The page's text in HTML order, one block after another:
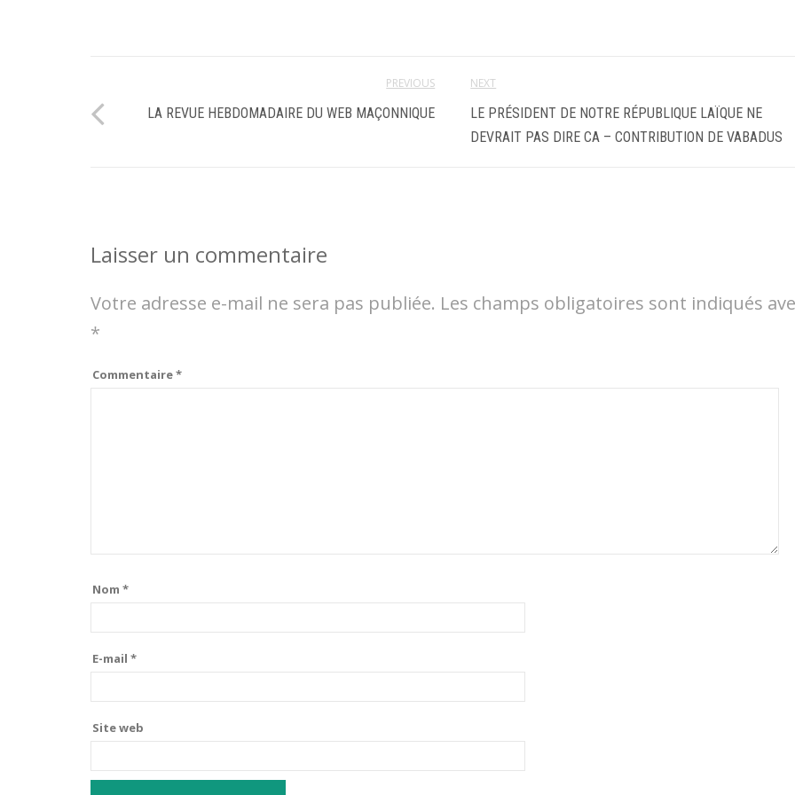
PREVIOUS
LA REVUE HEBDOMADAIRE DU WEB MAÇONNIQUE
NEXT
LE PRÉSIDENT DE NOTRE RÉPUBLIQUE LAÏQUE NE
DEVRAIT PAS DIRE CA – CONTRIBUTION DE VABADUS
Laisser un commentaire
Votre adresse e-mail ne sera pas publiée. Les champs obligatoires sont indiqués
*
Commentaire*
Nom *
E-mail *
Site web